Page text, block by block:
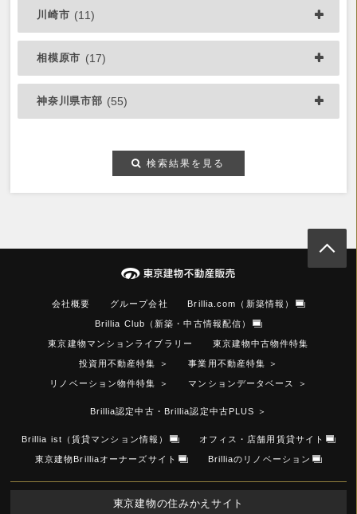
川崎市 (11)
相模原市 (17)
神奈川県市部 (55)
検索結果を見る
会社概要 グループ会社 Brillia.com（新築情報）
Brillia Club（新築・中古情報配信）
東京建物マンションライブラリー 東京建物中古物件特集
投資用不動産特集 ＞ 事業用不動産特集 ＞
リノベーション物件特集 ＞ マンションデータベース ＞
Brillia認定中古・Brillia認定中古PLUS ＞
Brillia ist（賃貸マンション情報） オフィス・店舗用賃貸サイト
東京建物Brilliaオーナーズサイト Brilliaのリノベーション
東京建物の住みかえサイト